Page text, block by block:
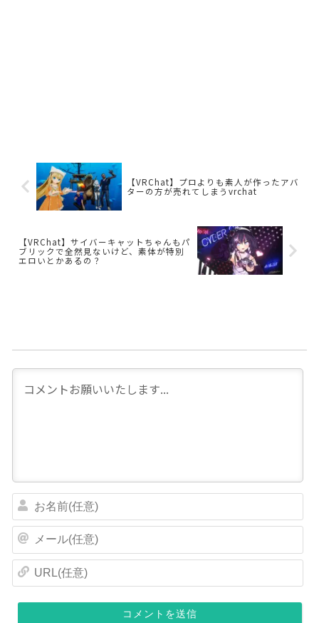
【VRChat】プロよりも素人が作ったアバ
ターの方が売れてしまうvrchat
【VRChat】サイバーキャットちゃんもパ
ブリックで全然見ないけど、素体が特別
エロいとかあるの？
前
任
)
ル